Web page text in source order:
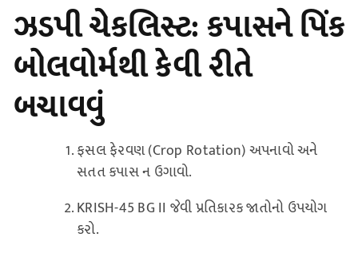
ઝડપી ચેકલિસ્ટ: કપાસને પિંક
બોલવોર્મથી કેવી રીતે
બચાવવું
ફસલ ફેરવણ (Crop Rotation) અપનાવો અને
સતત કપાસ ન ઉગાવો.
KRISH-45 BG II જેવી પ્રતિકારક જાતોનો ઉપયોગ
કરો.